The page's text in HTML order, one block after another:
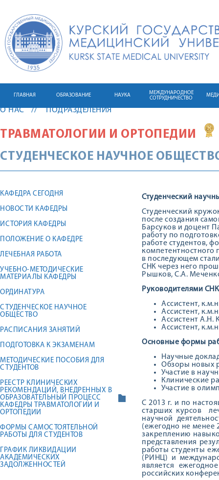
ГЛАВНАЯ ОБРАЗОВАНИЕ НАУКА
МЕЖДУНАРОДНОЕ
СОТРУДНИЧЕСТВО
О НАС ПОДРАЗДЕЛЕНИЯ
ТРАВМАТОЛОГИИ И ОРТОПЕДИИ
СТУДЕНЧЕСКОЕ НАУЧНОЕ
КАФЕДРА СЕГОДНЯ
НОВОСТИ КАФЕДРЫ
ИСТОРИЯ КАФЕДРЫ
ПОЛОЖЕНИЕ О КАФЕДРЕ
ЛЕЧЕБНАЯ РАБОТА
УЧЕБНО-МЕТОДИЧЕСКИЕ
МАТЕРИАЛЫ КАФЕДРЫ
ОРДИНАТУРА
СТУДЕНЧЕСКОЕ НАУЧНОЕ
ОБЩЕСТВО
РАСПИСАНИЯ ЗАНЯТИЙ
ПОДГОТОВКА К ЭКЗАМЕНАМ
МЕТОДИЧЕСКИЕ ПОСОБИЯ ДЛЯ
СТУДЕНТОВ
РЕЕСТР КЛИНИЧЕСКИХ
РЕКОМЕНДАЦИЙ, ВНЕДРЕННЫХ В
ОБРАЗОВАТЕЛЬНЫЙ ПРОЦЕСС
КАФЕДРЫ ТРАВМАТОЛОГИИ И
ОРТОПЕДИИ
ФОРМЫ САМОСТОЯТЕЛЬНОЙ
РАБОТЫ ДЛЯ СТУДЕНТОВ
ГРАФИК ЛИКВИДАЦИИ
АКАДЕМИЧЕСКИХ
ЗАДОЛЖЕННОСТЕЙ
Студенческий
Студенческий
после создания
Барсуков и доцент
работу по
работе студентов,
в последующем
СНК через него
Рышков, С.А.
Руководителями
Ассистент,
Ассистент,
Ассистент А.Н.
Ассистент,
Основные формы
Научные
Обзоры новых
Участие в
Клинические
Участие в
С 2013 г. и по
старших курсов
научной
(ежегодно не менее
закреплению
представления
работы студенты
(РИНЦ) и
является
российских